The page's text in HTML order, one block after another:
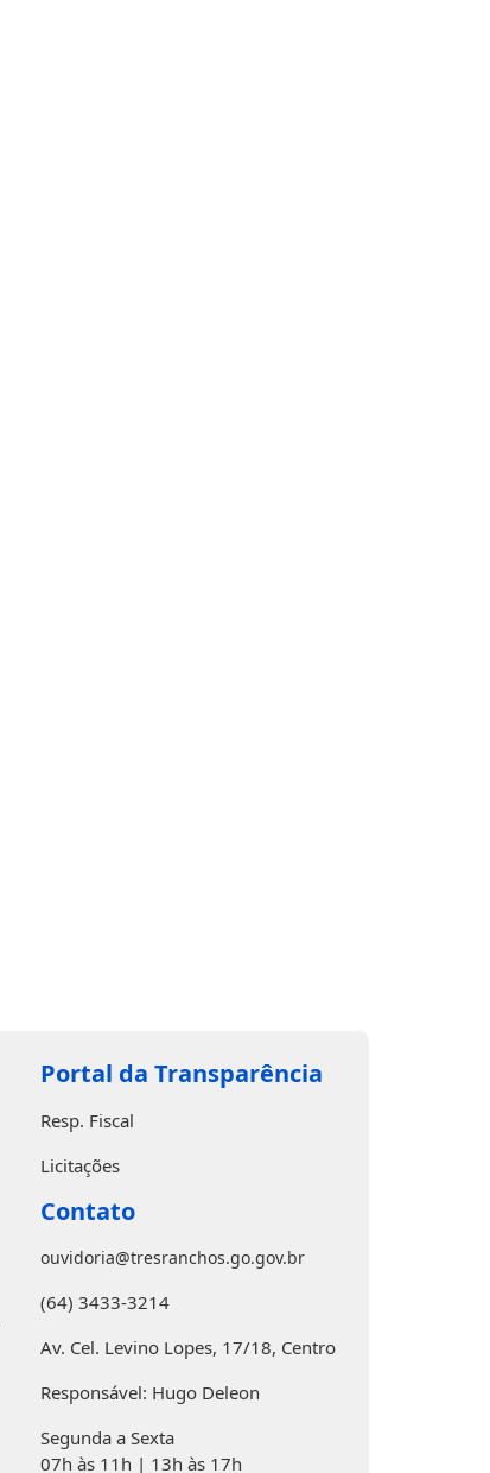
Portal da Transparência
Resp. Fiscal
Licitações
Contato
ouvidoria@tresranchos.go.gov.br
(64) 3433-3214
Av. Cel. Levino Lopes, 17/18, Centro
Responsável: Hugo Deleon
Segunda a Sexta
07h às 11h | 13h às 17h